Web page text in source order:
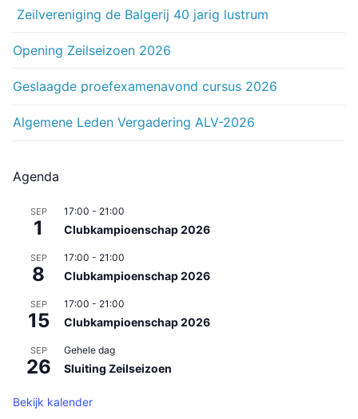
Zeilvereniging de Balgerij 40 jarig lustrum
Opening Zeilseizoen 2026
Geslaagde proefexamenavond cursus 2026
Algemene Leden Vergadering ALV-2026
Agenda
SEP
1
17:00 - 21:00
Clubkampioenschap 2026
SEP
8
17:00 - 21:00
Clubkampioenschap 2026
SEP
15
17:00 - 21:00
Clubkampioenschap 2026
SEP
26
Gehele dag
Sluiting Zeilseizoen
Bekijk kalender